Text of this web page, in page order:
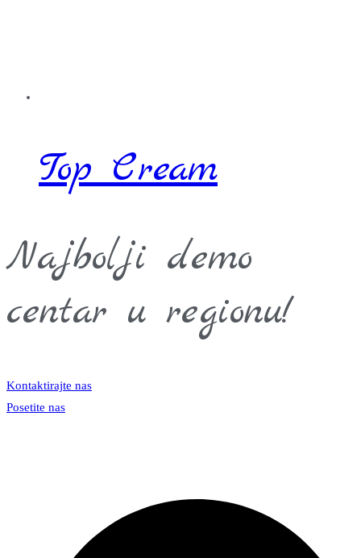
Top Cream
Najbolji demo
centar u regionu!
Kontaktirajte nas
Posetite nas